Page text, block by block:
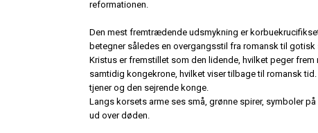
reformationen.
Den mest fremtrædende udsmykning er
betegner således en overgangsstil fra romansk til gotisk
Kristus er fremstillet som den lidende, hvilket peger
samtidig kongekrone, hvilket viser tilbage til romansk
tjener og den sejrende konge.
Langs korsets arme ses små, grønne spirer, symboler
ud over døden.